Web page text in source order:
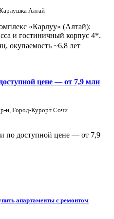
Алтай
«Карлуу» (Алтай):
и гостиничный корпус 4*.
окупаемость ~6,8 лет
цене — от 7,9 млн
р-н, Город-Курорт Сочи
по доступной цене — от 7,9
апартаменты с ремонтом